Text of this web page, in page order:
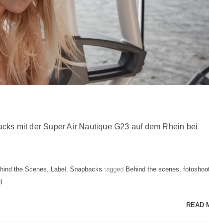
mit der Super Air Nautique G23 auf dem Rhein bei
the Scenes, Label , Snapbacks tagged Tags
Behind the scenes,
READ